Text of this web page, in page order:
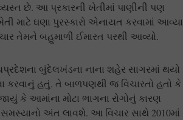
છે. આ પ્રકારની ખેતીમાં પાણીની પણ
માટે ઘણા પુરસ્કારો એનાયત કરવામાં આવ્યા
તેમને બહુમાળી ઈમારત પરથી આવ્યો.
બુંદેલખંડના નાના શહેર સાગરમાં થયો
કરવાનું હતું. તે બાળપણથી જ વિચારતો હતો કે
કે આમાંના મોટા ભાગના રોગોનું કારણ
અંત લાવશે. આ વિચાર સાથે 2010માં